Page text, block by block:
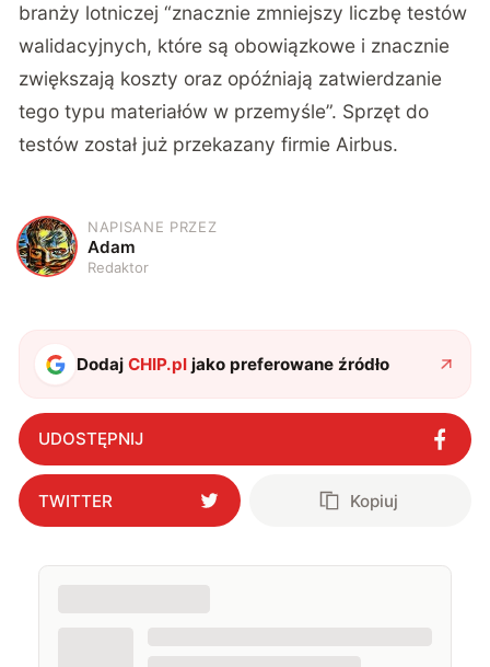
branży lotniczej “znacznie zmniejszy liczbę testów
walidacyjnych, które są obowiązkowe i znacznie
zwiększają koszty oraz opóźniają zatwierdzanie
tego typu materiałów w przemyśle”. Sprzęt do
testów został już przekazany firmie Airbus.
A
NAPISANE PRZEZ
Adam
Redaktor
DodajCHIP.pl jako preferowane źródło
UDOSTĘPNIJ
TWITTER Kopiuj